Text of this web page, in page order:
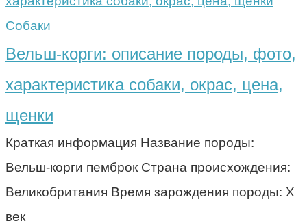
Собаки
Вельш-корги: описание породы, фото,
характеристика собаки, окрас, цена,
щенки
Краткая информация Название породы:
Вельш-корги пемброк Страна происхождения:
Великобритания Время зарождения породы: X
век